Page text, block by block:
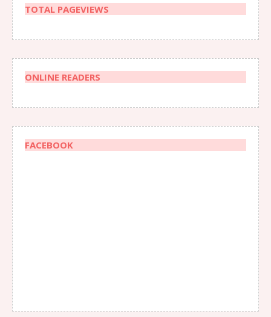
TOTAL PAGEVIEWS
ONLINE READERS
FACEBOOK